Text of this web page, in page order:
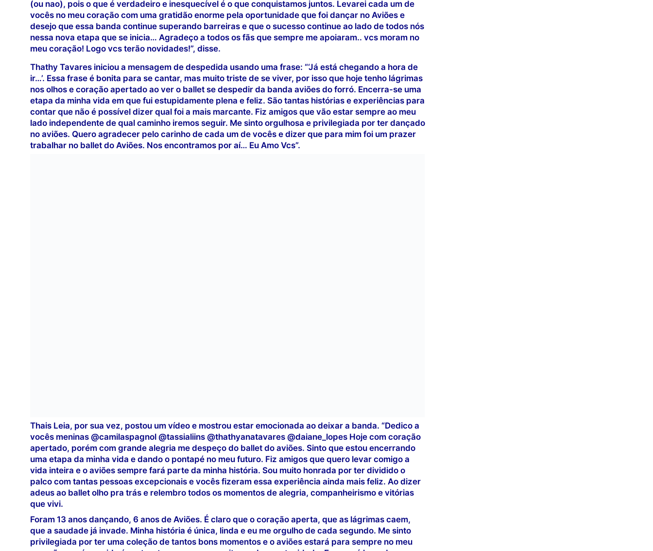
(ou nao), pois o que é verdadeiro e inesquecível é o que conquistamos juntos. Levarei cada um de
vocês no meu coração com uma gratidão enorme pela oportunidade que foi dançar no Aviões e
desejo que essa banda continue superando barreiras e que o sucesso continue ao lado de todos nós
nessa nova etapa que se inicia… Agradeço a todos os fãs que sempre me apoiaram.. vcs moram no
meu coração! Logo vcs terão novidades!”, disse.
Thathy Tavares iniciou a mensagem de despedida usando uma frase: “‘Já está chegando a hora de
ir…’. Essa frase é bonita para se cantar, mas muito triste de se viver, por isso que hoje tenho lágrimas
nos olhos e coração apertado ao ver o ballet se despedir da banda aviões do forró. Encerra-se uma
etapa da minha vida em que fui estupidamente plena e feliz. São tantas histórias e experiências para
contar que não é possível dizer qual foi a mais marcante. Fiz amigos que vão estar sempre ao meu
lado independente de qual caminho iremos seguir. Me sinto orgulhosa e privilegiada por ter dançado
no aviões. Quero agradecer pelo carinho de cada um de vocês e dizer que para mim foi um prazer
trabalhar no ballet do Aviões. Nos encontramos por aí… Eu Amo Vcs”.
Thais Leia, por sua vez, postou um vídeo e mostrou estar emocionada ao deixar a banda. “Dedico a
vocês meninas @camilaspagnol @tassialiins @thathyanatavares @daiane_lopes Hoje com coração
apertado, porém com grande alegria me despeço do ballet do aviões. Sinto que estou encerrando
uma etapa da minha vida e dando o pontapé no meu futuro. Fiz amigos que quero levar comigo a
vida inteira e o aviões sempre fará parte da minha história. Sou muito honrada por ter dividido o
palco com tantas pessoas excepcionais e vocês fizeram essa experiência ainda mais feliz. Ao dizer
adeus ao ballet olho pra trás e relembro todos os momentos de alegria, companheirismo e vitórias
que vivi.
Foram 13 anos dançando, 6 anos de Aviões. É claro que o coração aperta, que as lágrimas caem,
que a saudade já invade. Minha história é única, linda e eu me orgulho de cada segundo. Me sinto
privilegiada por ter uma coleção de tantos bons momentos e o aviões estará para sempre no meu